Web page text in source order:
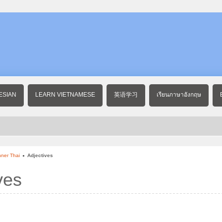
LEARN VIETNAMESE 英语学习 เรียนภาษาอังกฤษ
Thai Adjectives